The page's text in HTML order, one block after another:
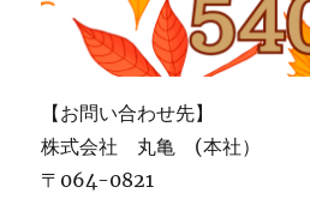
【お問い合わせ先】
株式会社 丸亀 (本社）
〒064-0821